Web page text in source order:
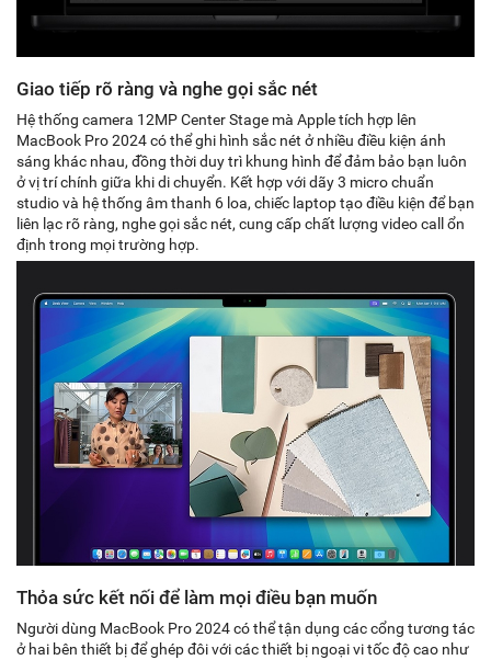
Giao tiếp rõ ràng và nghe gọi sắc nét
Hệ thống camera 12MP Center Stage mà Apple tích hợp lên
MacBook Pro 2024 có thể ghi hình sắc nét ở nhiều điều kiện ánh
sáng khác nhau, đồng thời duy trì khung hình để đảm bảo bạn luôn
ở vị trí chính giữa khi di chuyển. Kết hợp với dãy 3 micro chuẩn
studio và hệ thống âm thanh 6 loa, chiếc laptop tạo điều kiện để bạn
liên lạc rõ ràng, nghe gọi sắc nét, cung cấp chất lượng video call ổn
định trong mọi trường hợp.
Thỏa sức kết nối để làm mọi điều bạn muốn
Người dùng MacBook Pro 2024 có thể tận dụng các cổng tương tác
ở hai bên thiết bị để ghép đôi với các thiết bị ngoại vi tốc độ cao như